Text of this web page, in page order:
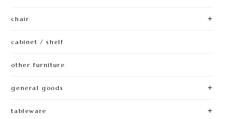
chair
cabinet / shelf
other furniture
general goods
tableware